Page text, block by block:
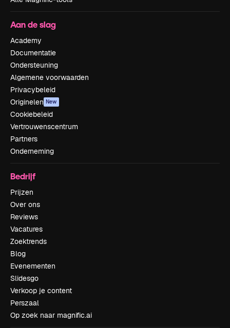
Aan de slag
Academy
Documentatie
Ondersteuning
Algemene voorwaarden
Privacybeleid
Originelen New
Cookiebeleid
Vertrouwenscentrum
Partners
Onderneming
Bedrijf
Prijzen
Over ons
Reviews
Vacatures
Zoektrends
Blog
Evenementen
Slidesgo
Verkoop je content
Perszaal
Op zoek naar magnific.ai